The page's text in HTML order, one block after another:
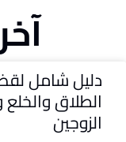
دليل شامل
الطلاق
الزوجين